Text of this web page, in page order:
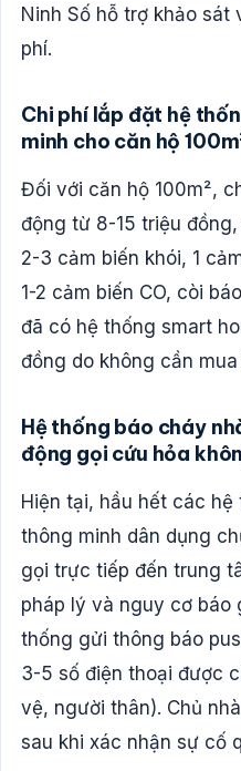
Ninh Số hỗ trợ khảo
phí.
Chi phí lắp đặt hệ
minh cho căn hộ
Đối với căn hộ 100m²,
động từ 8-15 triệu
2-3 cảm biến khói, 1
1-2 cảm biến CO, còi
đã có hệ thống smart
đồng do không cần mua
Hệ thống báo cháy
động gọi cứu hỏa
Hiện tại, hầu hết các
thông minh dân dụng
gọi trực tiếp đến trung
pháp lý và nguy cơ báo
thống gửi thông báo
3-5 số điện thoại được
vệ, người thân). Chủ
sau khi xác nhận sự cố